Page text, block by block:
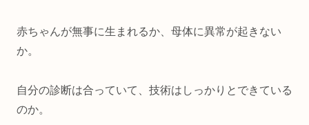
赤ちゃんが無事に生まれるか、母体に異常が起きない
か。
自分の診断は合っていて、技術はしっかりとできている
のか。